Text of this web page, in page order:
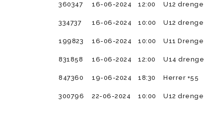
360347
16-06-2024 12:00 U12 drenge
334737 16-06-2024 10:00 U12 drenge
199823 16-06-2024 10:00 U11 Drenge
831858 16-06-2024 12:00 U14 drenge
847360 19-06-2024 18:30 Herrer +55
300796 22-06-2024 10:00 U12 drenge